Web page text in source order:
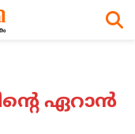
ഏറാന്‍